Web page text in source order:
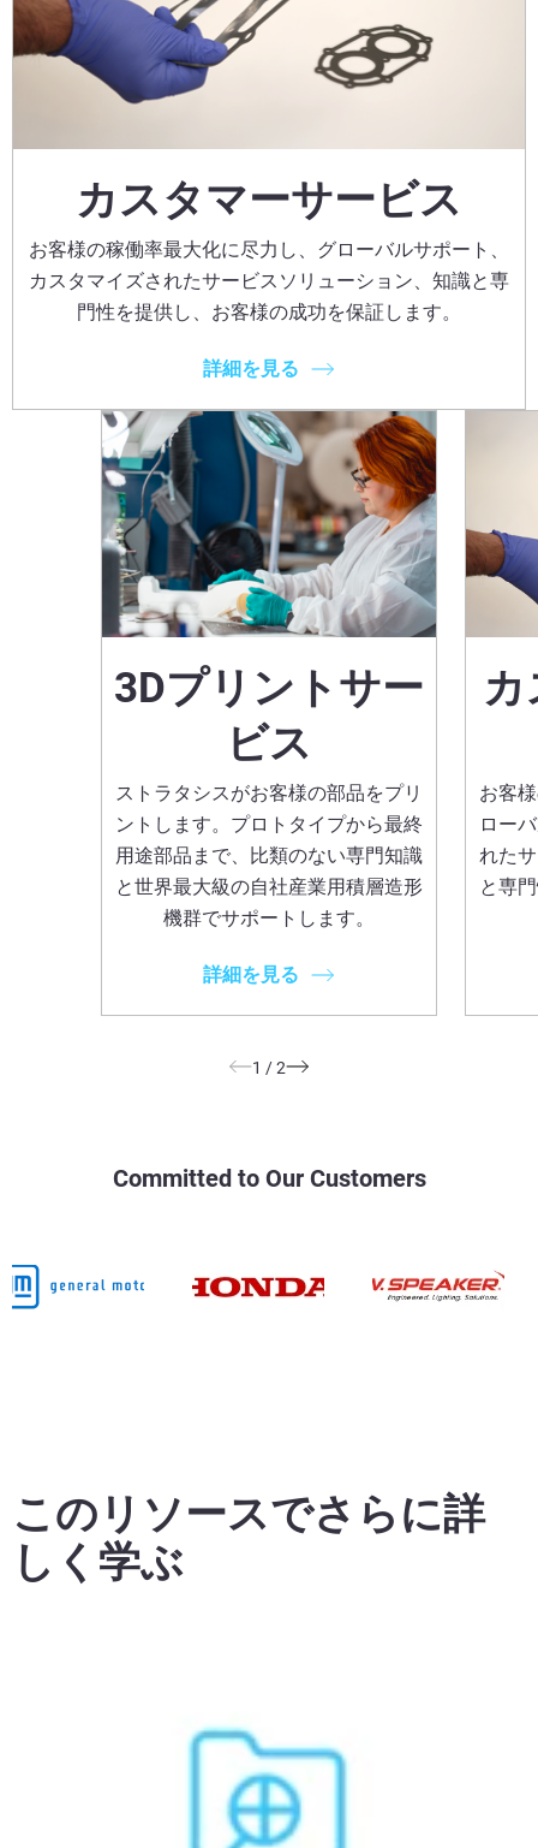
カスタマーサービス
お客様の稼働率最大化に尽力し、グローバルサポート、
カスタマイズされたサービスソリューション、知識と専
門性を提供し、お客様の成功を保証します。
詳細を見る
3Dプリントサー
ビス
ストラタシスがお客様の部品をプリ
ントします。プロトタイプから最終
用途部品まで、比類のない専門知識
と世界最大級の自社産業用積層造形
機群でサポートします。
詳細を見る
お客
ロー
れた
と専
1 /2
Committed to Our Customers
このリソースでさらに詳
しく学ぶ